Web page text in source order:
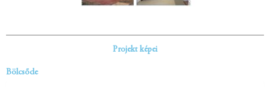
Projekt képei
Bölcsőde